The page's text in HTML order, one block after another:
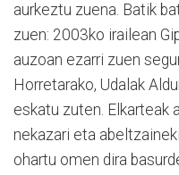
aurkeztu zuena. Batik
zuen: 2003ko irailean
auzoan ezarri zuen
Horretarako, Udalak
eskatu zuten. Elkarteak
nekazari eta
ohartu omen dira